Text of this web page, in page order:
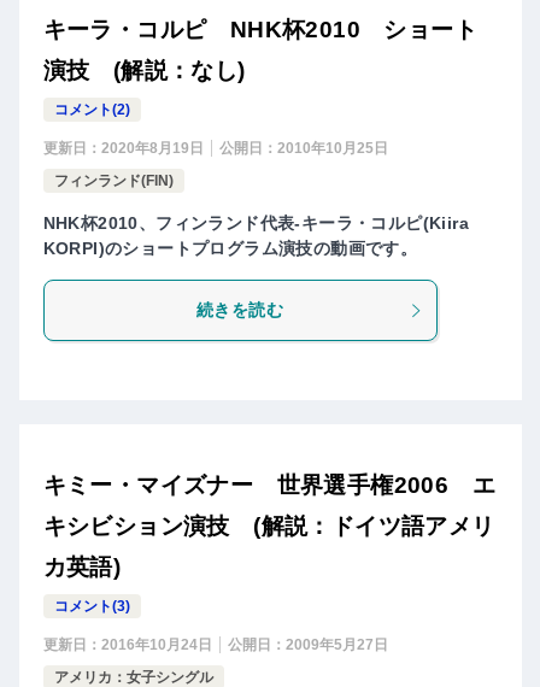
キーラ・コルピ NHK杯2010 ショート
演技 (解説：なし)
コメント(2)
更新日： 2020年8月19日 公開日： 2010年10月25日
フィンランド(FIN)
NHK杯2010、フィンランド代表-キーラ・コルピ(Kiira
KORPI)のショートプログラム演技の動画です。
続きを読む
キミー・マイズナー 世界選手権2006 エ
キシビション演技 (解説：ドイツ語アメリ
カ英語)
コメント(3)
更新日： 2016年10月24日 公開日： 2009年5月27日
アメリカ：女子シングル